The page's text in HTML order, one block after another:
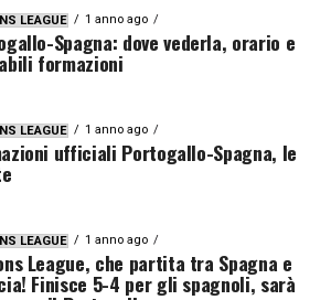
LEAGUE 1 anno ago
Spagna: dove vederla, orario e
formazioni
LEAGUE 1 anno ago
ufficiali Portogallo-Spagna, le
LEAGUE 1 anno ago
League, che partita tra Spagna e
Finisce 5-4 per gli spagnoli, sarà